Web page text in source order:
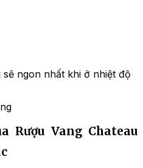
sẽ ngon nhất khi ở nhiệt độ
Rượu Vang Chateau